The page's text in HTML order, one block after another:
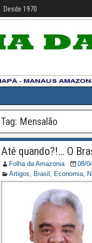
Desde 1970
Tag: Mensalão
Até quando?!… O
Folha da Amazonia
08/
Artigos, Brasil , Economia,